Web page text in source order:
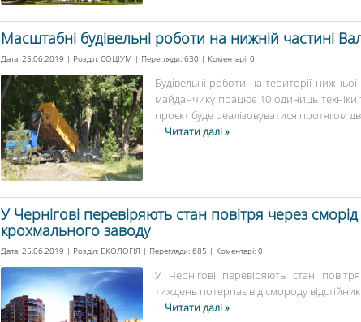
Масштабні будівельні роботи на нижній частині
Дата: 25.06.2019 | Розділ: СОЦІУМ | Перегляди: 630 | Коментарі: 0
Будівельні роботи на території
майданчику працює 10 одиниць техніки
проєкт буде реалізовуватися протягом
... Читати далі »
У Чернігові перевіряють стан повітря через сморід
крохмального заводу
Дата: 25.06.2019 | Розділ: ЕКОЛОГІЯ | Перегляди: 685 | Коментарі: 0
У Чернігові перевіряють стан
тиждень потерпає від смороду
... Читати далі »